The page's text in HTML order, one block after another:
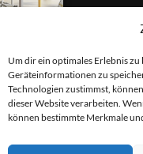
Um dir ein optimales Erlebnis
Geräteinformationen zu
Technologien zustimmst,
dieser Website verarbeiten.
können bestimmte Merkmale
Hiermit